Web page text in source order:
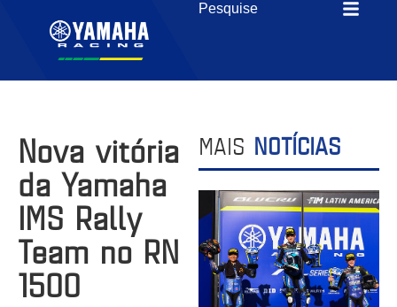
Nova vitória
da Yamaha
IMS Rally
Team no RN
1500
MAIS NOTÍCIAS